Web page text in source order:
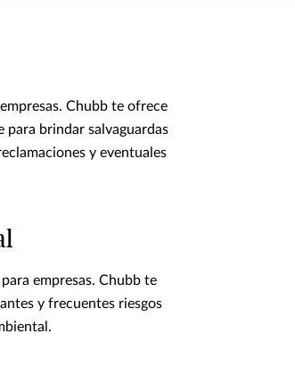
Chubb te ofrece
para brindar salvaguardas
y eventuales
empresas. Chubb te
y frecuentes riesgos